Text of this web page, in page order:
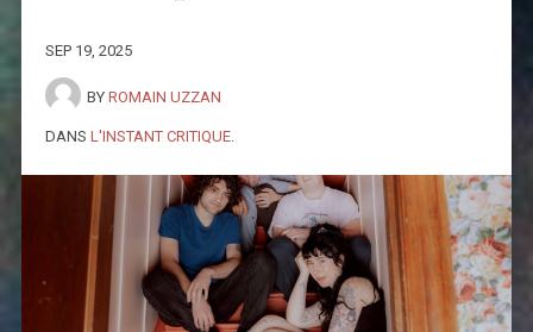
SEP 19, 2025
BY ROMAIN UZZAN
DANS L'INSTANT CRITIQUE.